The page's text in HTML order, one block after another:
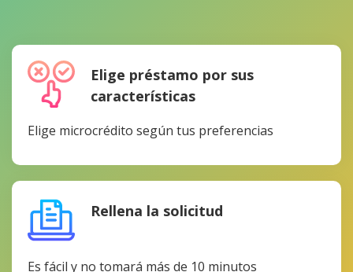
Elige préstamo por sus
características
Elige microcrédito según tus preferencias
Rellena la solicitud
Es fácil y no tomará más de 10 minutos